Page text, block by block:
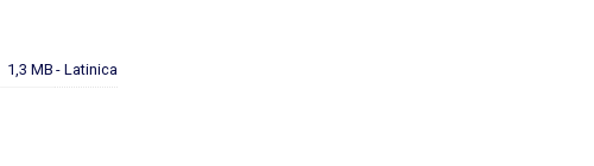
1,3 MB - Latinica